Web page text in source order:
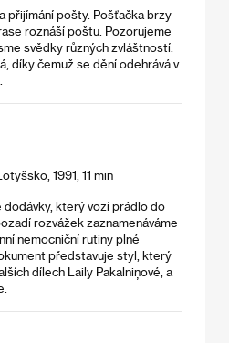
přijímání pošty. Pošťačka brzy
roznáší poštu. Pozorujeme
svědky různých zvláštností.
díky čemuž se dění odehrává v
1991, 11 min
který vozí prádlo do
rozvážek zaznamenáváme
nemocniční rutiny plné
představuje styl, který
dílech Laily Pakalniņové, a